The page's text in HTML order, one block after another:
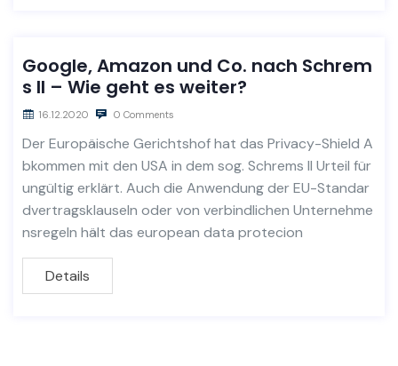
Google, Amazon und Co. nach Schrem
s II – Wie geht es weiter?
16.12.2020 0 Comments
Der Europäische Gerichtshof hat das Privacy-Shield A
bkommen mit den USA in dem sog. Schrems II Urteil für
ungültig erklärt. Auch die Anwendung der EU-Standar
dvertragsklauseln oder von verbindlichen Unternehme
nsregeln hält das european data protecion
Details